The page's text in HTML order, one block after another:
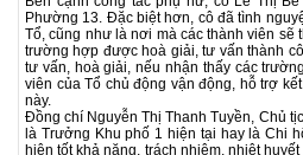
Phường 13. Đặc biệt hơn, cô đã tình
Tổ, cũng như là nơi mà các thành viên sẽ
trường hợp được hoà giải, tư vấn thành
tư vấn, hoà giải, nếu nhận thấy các
viên của Tổ chủ động vận động, hỗ trợ
này.
Đồng chí Nguyễn Thị Thanh Tuyền, Chủ
là Trưởng Khu phố 1 hiện tại hay là Chi
hiện tốt khả năng, trách nhiệm, nhiệt